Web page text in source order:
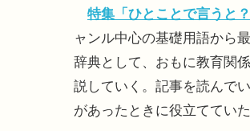
特集「ひとことで言うと
ャンル中心の基礎用語から
辞典として、おもに教育関
説していく。記事を読んで
があったときに役立てていた